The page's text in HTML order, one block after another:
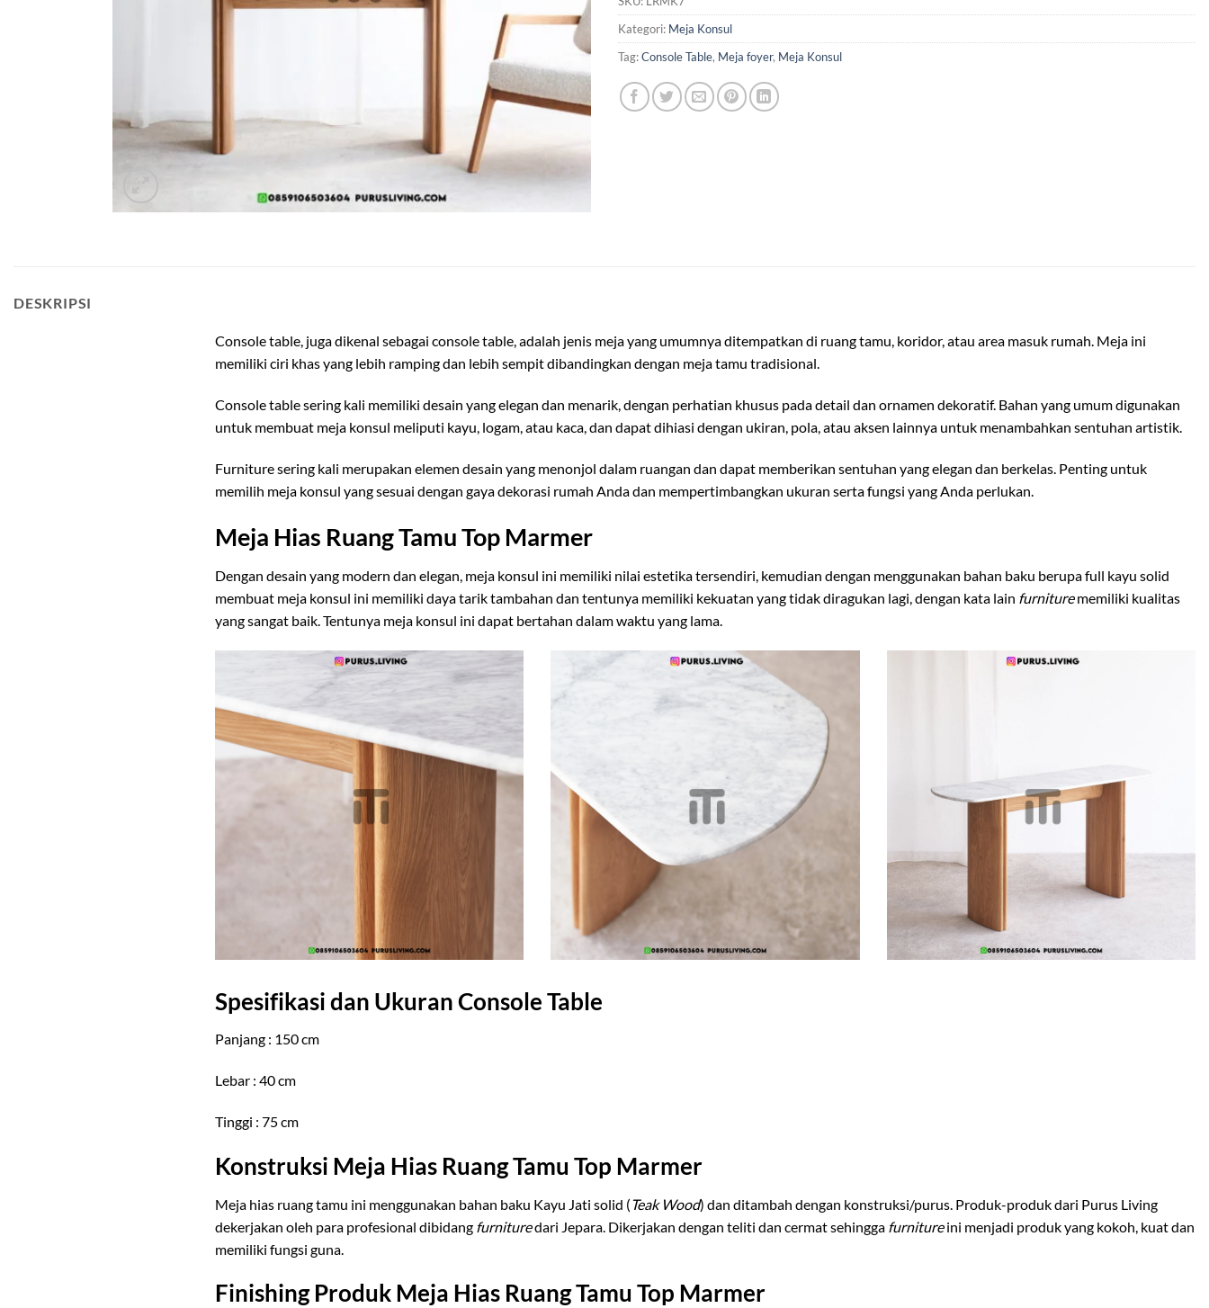
Kategori: Meja Konsul
Tag:Console Table, Meja foyer, Meja Konsul
DESKRIPSI
Console table, juga dikenal sebagai console table, adalah jenis meja yang umumnya ditempatkan di ruang tamu, koridor, atau area masuk rumah. Meja ini
memiliki ciri khas yang lebih ramping dan lebih sempit dibandingkan dengan meja tamu tradisional.
Console table sering kali memiliki desain yang elegan dan menarik, dengan perhatian khusus pada detail dan ornamen dekoratif. Bahan yang umum digunakan
untuk membuat meja konsul meliputi kayu, logam, atau kaca, dan dapat dihiasi dengan ukiran, pola, atau aksen lainnya untuk menambahkan sentuhan artistik.
Furniture sering kali merupakan elemen desain yang menonjol dalam ruangan dan dapat memberikan sentuhan yang elegan dan berkelas. Penting untuk
memilih meja konsul yang sesuai dengan gaya dekorasi rumah Anda dan mempertimbangkan ukuran serta fungsi yang Anda perlukan.
Meja Hias Ruang Tamu Top Marmer
Dengan desain yang modern dan elegan, meja konsul ini memiliki nilai estetika tersendiri, kemudian dengan menggunakan bahan baku berupa full kayu solid
membuat meja konsul ini memiliki daya tarik tambahan dan tentunya memiliki kekuatan yang tidak diragukan lagi, dengan kata lain furniturememiliki kualitas
yang sangat baik. Tentunya meja konsul ini dapat bertahan dalam waktu yang lama.
Spesifikasi dan Ukuran Console Table
Panjang : 150 cm
Lebar : 40 cm
Tinggi : 75 cm
Konstruksi Meja Hias Ruang Tamu Top Marmer
Meja hias ruang tamu ini menggunakan bahan baku Kayu Jati solid (Teak Wood) dan ditambah dengan konstruksi/purus. Produk-produk dari Purus Living
dekerjakan oleh para profesional dibidang furnituredari Jepara. Dikerjakan dengan teliti dan cermat sehingga furnitureini menjadi produk yang kokoh, kuat dan
memiliki fungsi guna.
Finishing Produk Meja Hias Ruang Tamu Top Marmer